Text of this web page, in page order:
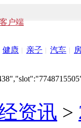
户端
健康 亲子 汽车
资讯 >